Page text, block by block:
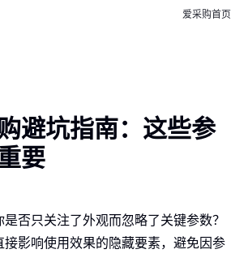
爱采购首页
避坑指南：这些参
要
是否只关注了外观而忽略了关键参数？
影响使用效果的隐藏要素，避免因参